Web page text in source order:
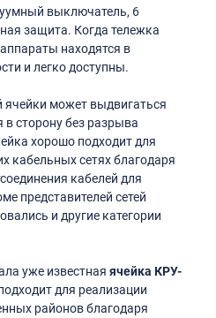
выключатель, 6
защита. Когда тележка
находятся в
и легко доступны.
может выдвигаться
в сторону без разрыва
хорошо подходит для
кабельных сетях благодаря
кабелей для
представителей сетей
и другие категории
уже известная ячейка КРУ-
для реализации
районов благодаря